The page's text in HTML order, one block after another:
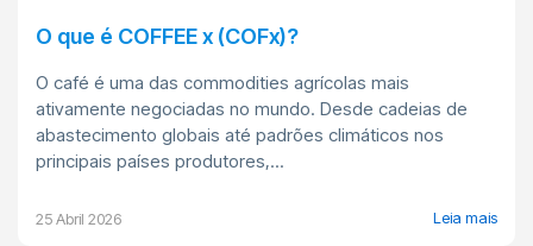
O que é COFFEE x (COFx)?
O café é uma das commodities agrícolas mais
ativamente negociadas no mundo. Desde cadeias de
abastecimento globais até padrões climáticos nos
principais países produtores,...
25 Abril 2026 Leia mais